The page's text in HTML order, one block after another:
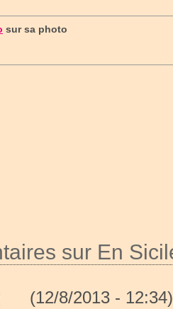
sur sa photo
sur En
(12/8/2013 -